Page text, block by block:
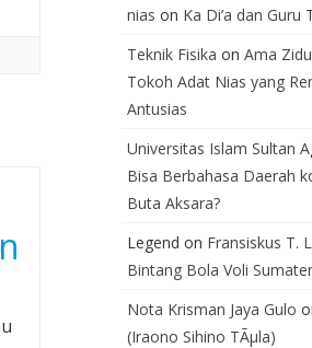
nias on Ka Di’a dan Guru
Teknik Fisika on Ama
Tokoh Adat Nias yang
Antusias
Universitas Islam Sultan
Bisa Berbahasa Daerah
Buta Aksara?
Legend on Fransiskus T.
Bintang Bola Voli
Nota Krisman Jaya Gulo
(Iraono Sihino TÃµla)